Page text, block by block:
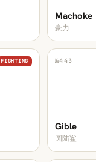
Machoke
豪力
FIGHTING №443
Gible
圆陆鲨